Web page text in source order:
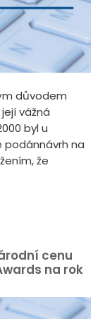
důvodem
vážná
byl u
podánnávrh na
že
cenu
na rok